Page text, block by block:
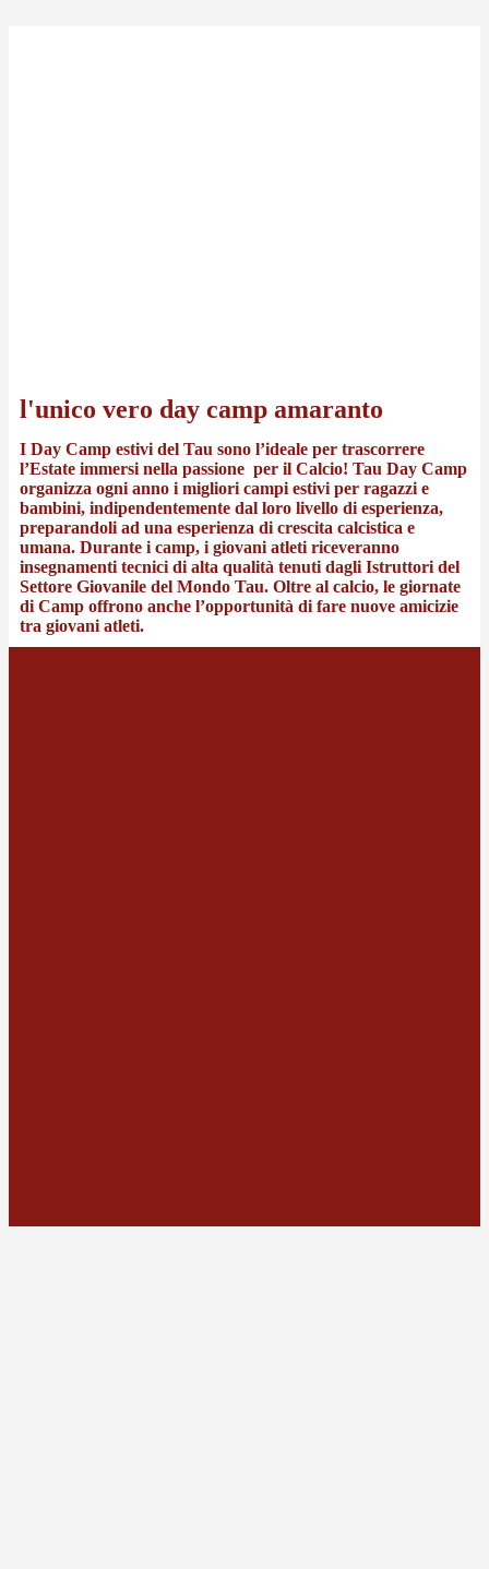
l'unico vero day camp amaranto
I Day Camp estivi del Tau sono l’ideale per trascorrere
l’Estate immersi nella passione per il Calcio! Tau Day Camp
organizza ogni anno i migliori campi estivi per ragazzi e
bambini, indipendentemente dal loro livello di esperienza,
preparandoli ad una esperienza di crescita calcistica e
umana. Durante i camp, i giovani atleti riceveranno
insegnamenti tecnici di alta qualità tenuti dagli Istruttori del
Settore Giovanile del Mondo Tau. Oltre al calcio, le giornate
di Camp offrono anche l’opportunità di fare nuove amicizie
tra giovani atleti.